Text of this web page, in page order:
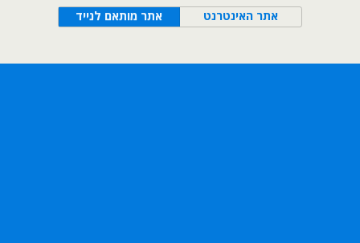
אתר מותאם לנייד אתר האינטרנט